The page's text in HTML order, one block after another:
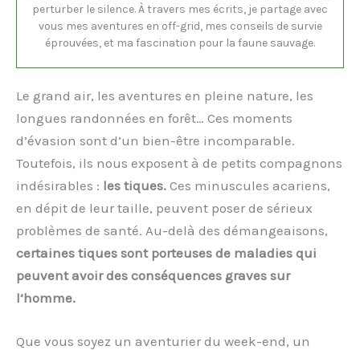
perturber le silence. À travers mes écrits, je partage avec
vous mes aventures en off-grid, mes conseils de survie
éprouvées, et ma fascination pour la faune sauvage.
Le grand air, les aventures en pleine nature, les
longues randonnées en forêt… Ces moments
d’évasion sont d’un bien-être incomparable.
Toutefois, ils nous exposent à de petits compagnons
indésirables : les tiques. Ces minuscules acariens,
en dépit de leur taille, peuvent poser de sérieux
problèmes de santé. Au-delà des démangeaisons,
certaines tiques sont porteuses de maladies qui
peuvent avoir des conséquences graves sur
l’homme.
Que vous soyez un aventurier du week-end, un